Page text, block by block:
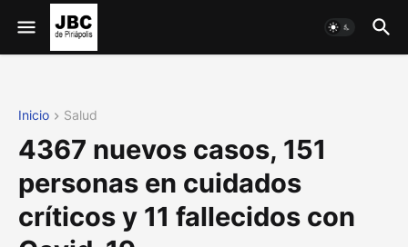
Inicio Salud
4367 nuevos casos, 151
personas en cuidados
críticos y 11 fallecidos con